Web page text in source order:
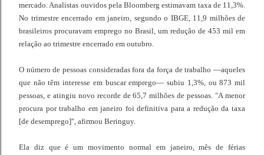
mercado. Analistas ouvidos pela Bloomberg estimavam taxa de 11,3%.
No trimestre encerrado em janeiro, segundo o IBGE, 11,9 milhões de
brasileiros procuravam emprego no Brasil, um redução de 453 mil em
relação ao trimestre encerrado em outubro.
O número de pessoas consideradas fora da força de trabalho —aqueles
que não têm interesse em buscar emprego— subiu 1,3%, ou 873 mil
pessoas, e atingiu novo recorde de 65,7 milhões de pessoas. "A menor
procura por trabalho em janeiro foi definitiva para a redução da taxa
[de desemprego]", afirmou Beringuy.
Ela diz que é um movimento normal em janeiro, mês de férias